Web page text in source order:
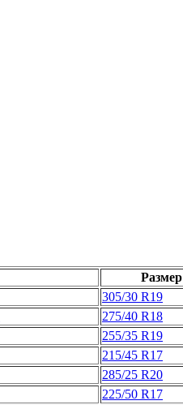
Размер
305/30 R19
275/40 R18
255/35 R19
215/45 R17
285/25 R20
225/50 R17